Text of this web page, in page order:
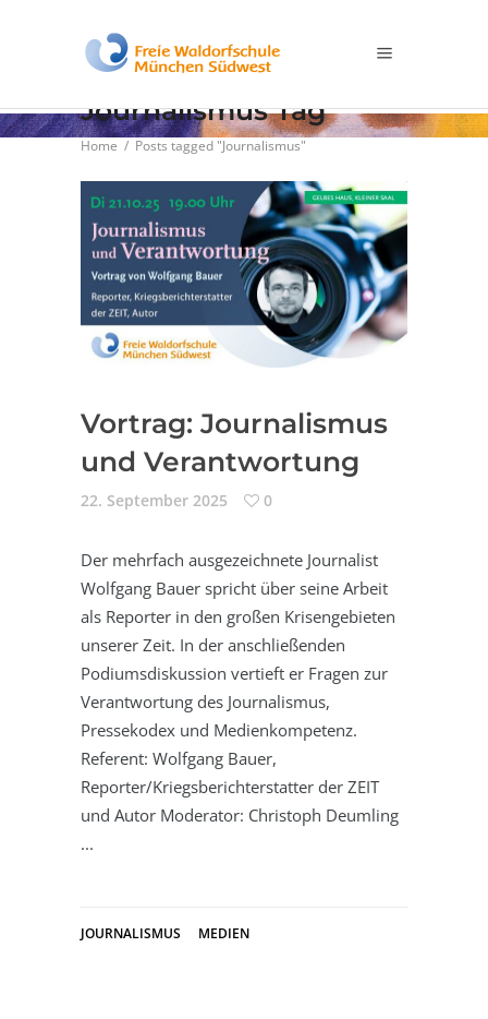
Journalismus Tag
Home / Posts tagged "Journalismus"
Vortrag: Journalismus
und Verantwortung
22. September 2025 0
Der mehrfach ausgezeichnete Journalist
Wolfgang Bauer spricht über seine Arbeit
als Reporter in den großen Krisengebieten
unserer Zeit. In der anschließenden
Podiumsdiskussion vertieft er Fragen zur
Verantwortung des Journalismus,
Pressekodex und Medienkompetenz.
Referent: Wolfgang Bauer,
Reporter/Kriegsberichterstatter der ZEIT
und Autor Moderator: Christoph Deumling
JOURNALISMUS MEDIEN